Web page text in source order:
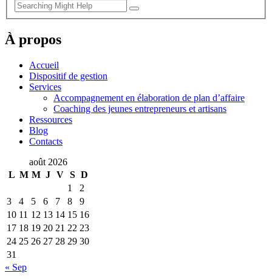
À propos
Accueil
Dispositif de gestion
Services
Accompagnement en élaboration de plan d’affaire
Coaching des jeunes entrepreneurs et artisans
Ressources
Blog
Contacts
août 2026
L M M J V S D
1
2
3
4 5 6 7 8
9
10 11 12 13 14 15 16
17 18 19 20 21 22 23
24 25 26 27 28 29 30
31
« Sep